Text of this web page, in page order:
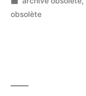
pardans
obsolète